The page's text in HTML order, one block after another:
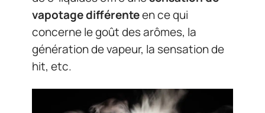
vapotage différenteen ce qui
concerne le goût des arômes, la
génération de vapeur, la sensation de
hit, etc.